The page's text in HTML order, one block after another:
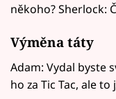
někoho? Sherlock:
Výměna táty
Adam: Vydal byste
ho za Tic Tac, ale